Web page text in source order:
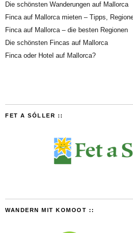
Die schönsten Wanderungen auf Mallorca
Finca auf Mallorca mieten – Tipps,
Finca auf Mallorca – die besten Regionen
Die schönsten Fincas auf Mallorca
Finca oder Hotel auf Mallorca?
FET A SÓLLER ::
WANDERN MIT KOMOOT ::